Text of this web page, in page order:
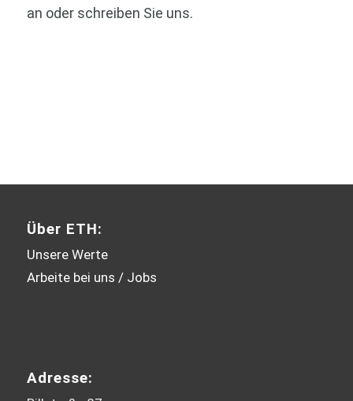
an oder schreiben Sie uns.
Über ETH:
Unsere Werte
Arbeite bei uns / Jobs
Adresse: